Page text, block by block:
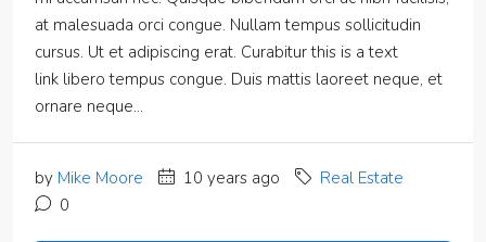
at malesuada orci congue. Nullam tempus sollicitudin
cursus. Ut et adipiscing erat. Curabitur this is a text
link libero tempus congue. Duis mattis laoreet neque, et
ornare neque...
by Mike Moore 10 years ago
Real Estate
0